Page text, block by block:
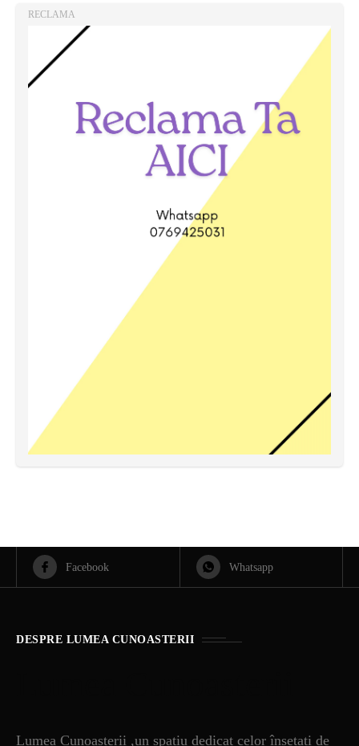
RECLAMA
Facebook Whatsapp
DESPRE LUMEA CUNOASTERII
Lumea Cunoasterii ,un spatiu dedicat celor însetați de